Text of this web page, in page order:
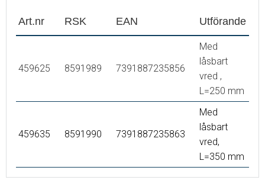
Art.nr RSK EAN Utförande
459625 8591989 7391887235856
Med
låsbart
vred ,
L=250 mm
459635 8591990 7391887235863
Med
låsbart
vred,
L=350 mm